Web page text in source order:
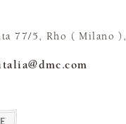
77/5, Rho ( Milano ),